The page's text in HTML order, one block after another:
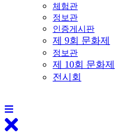
체험관
정보관
인증게시판
제 9회 문화제
정보관
제 10회 문화제
전시회